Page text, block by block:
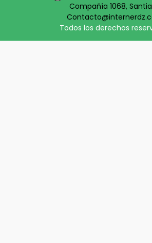
Compañía 1068,
Todos los derechos